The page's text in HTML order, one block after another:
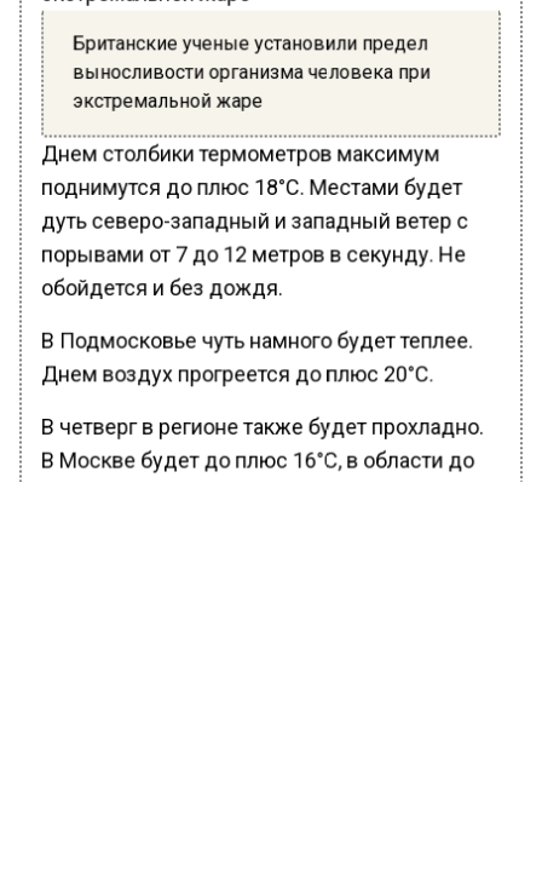
Британские ученые установили предел
выносливости организма человека при
экстремальной жаре
Днем столбики термометров максимум
поднимутся до плюс 18°C. Местами будет
дуть северо-западный и западный ветер с
порывами от 7 до 12 метров в секунду. Не
обойдется и без дождя.
В Подмосковье чуть намного будет теплее.
Днем воздух прогреется до плюс 20°C.
В четверг в регионе также будет прохладно.
В Москве будет до плюс 16°C, в области до